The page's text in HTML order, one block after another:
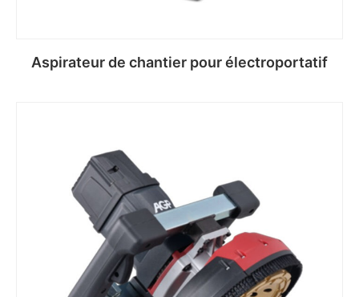
Aspirateur de chantier pour électroportatif